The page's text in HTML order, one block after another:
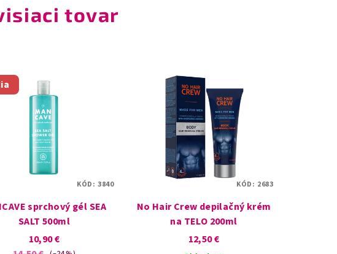
tovar
sprchový gél SEA
SALT 500ml
10,90 €
KÓD: 3840
No Hair Crew depilačný krém
na TELO 200ml
12,50 €
KÓD: 2683